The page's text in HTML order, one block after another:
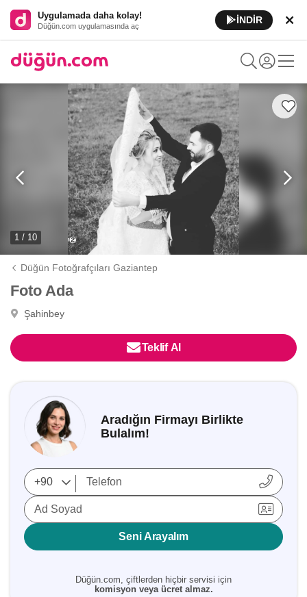
Uygulamada daha kolay!
Düğün.com uygulamasında aç
İNDİR
1 / 10
Düğün Fotoğrafçıları Gaziantep
Foto Ada
Şahinbey
Teklif Al
Aradığın Firmayı Birlikte
Bulalım!
Ad Soyad
Seni Arayalım
Düğün.com, çiftlerden hiçbir servisi için
komisyon veya ücret almaz.